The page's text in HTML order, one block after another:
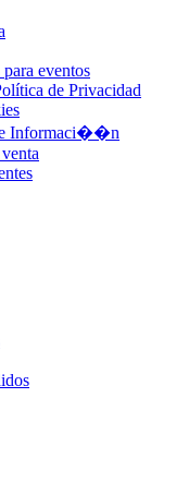
eventos
de Privacidad
Informaci��n